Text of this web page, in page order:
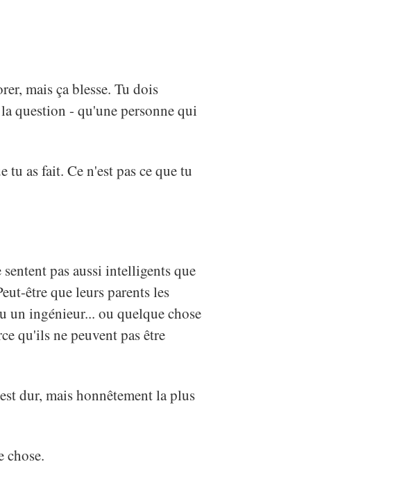
mais ça blesse. Tu dois
question - qu'une personne qui
tu as fait. Ce n'est pas ce que tu
pas aussi intelligents que
être que leurs parents les
un ingénieur... ou quelque chose
qu'ils ne peuvent pas être
dur, mais honnêtement la plus
chose.